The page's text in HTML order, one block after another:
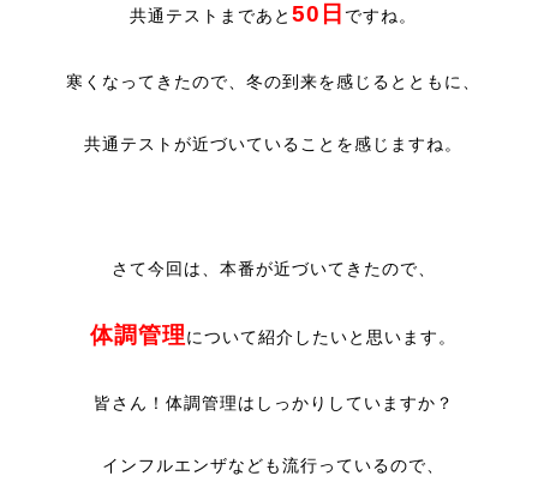
共通テストまであと 50日 ですね。
寒くなってきたので、冬の到来を感じるとともに、
共通テストが近づいていることを感じますね。
さて今回は、本番が近づいてきたので、
体調管理について紹介したいと思います。
皆さん！体調管理はしっかりしていますか？
インフルエンザなども流行っているので、